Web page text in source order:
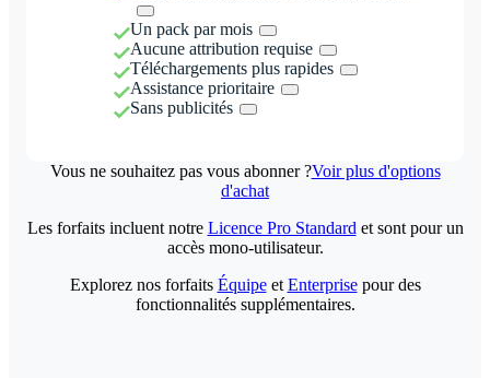
Un pack par mois
Aucune attribution requise
Téléchargements plus rapides
Assistance prioritaire
Sans publicités
Vous ne souhaitez pas vous abonner ?Voir plus d'options
d'achat
Les forfaits incluent notre Licence Pro Standard et sont pour un
accès mono-utilisateur.
Explorez nos forfaits Équipeet Enterprisepour des
fonctionnalités supplémentaires.